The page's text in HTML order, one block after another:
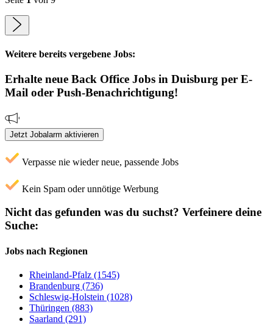
Weitere bereits vergebene Jobs:
Erhalte neue Back Office Jobs in Duisburg per E-
Mail oder Push-Benachrichtigung!
Jetzt Jobalarm aktivieren
Verpasse nie wieder neue, passende Jobs
Kein Spam oder unnötige Werbung
Nicht das gefunden was du suchst? Verfeinere deine
Suche:
Jobs nach Regionen
Rheinland-Pfalz (1545)
Brandenburg (736)
Schleswig-Holstein (1028)
Thüringen (883)
Saarland (291)